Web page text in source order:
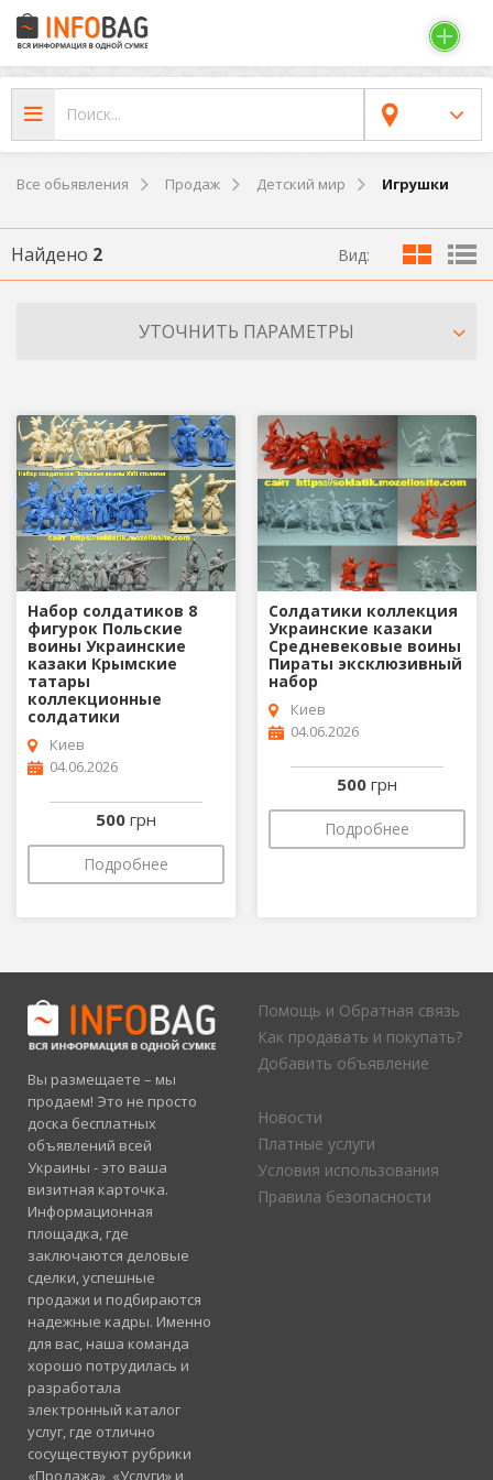
Все обьявления Продаж Детский мир Игрушки
Найдено 2 Вид:
УТОЧНИТЬ ПАРАМЕТРЫ
Набор солдатиков 8
фигурок Польские
воины Украинские
казаки Крымские
татары
коллекционные
солдатики
Киев
04.06.2026
500 грн
Подробнее
Солдатики коллекция
Украинские казаки
Средневековые воины
Пираты эксклюзивный
набор
Киев
04.06.2026
500 грн
Подробнее
Вы размещаете – мы
продаем! Это не просто
доска бесплатных
объявлений всей
Украины - это ваша
визитная карточка.
Информационная
площадка, где
заключаются деловые
сделки, успешные
продажи и подбираются
надежные кадры. Именно
для вас, наша команда
хорошо потрудилась и
разработала
электронный каталог
услуг, где отлично
сосуществуют рубрики
«Продажа», «Услуги» и
Помощь и Обратная связь
Как продавать и покупать?
Добавить объявление
Новости
Платные услуги
Условия использования
Правила безопасности